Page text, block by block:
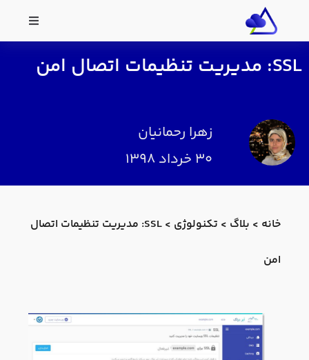
SSL: مدیریت تنظیمات اتصال امن
زهرا رحمانیان
۳۰ خرداد ۱۳۹۸
خانه > بلاگ > تکنولوژی > SSL: مدیریت تنظیمات اتصال
امن